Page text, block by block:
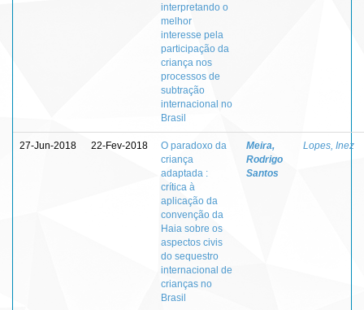
interpretando o
melhor
interesse pela
participação da
criança nos
processos de
subtração
internacional no
Brasil
27-Jun-2018 22-Fev-2018
O paradoxo da
criança
adaptada :
crítica à
aplicação da
convenção da
Haia sobre os
aspectos civis
do sequestro
internacional de
crianças no
Brasil
Meira,
Rodrigo
Santos
Lopes, Inez